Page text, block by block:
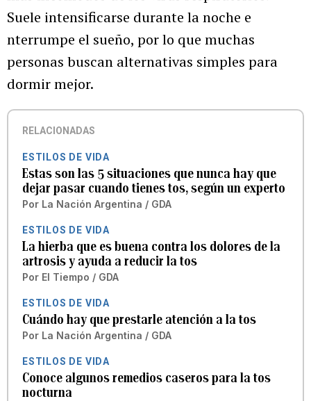
Suele intensificarse durante la noche e
nterrumpe el sueño, por lo que muchas
personas buscan alternativas simples para
dormir mejor.
RELACIONADAS
ESTILOS DE VIDA
Estas son las 5 situaciones que nunca hay que
dejar pasar cuando tienes tos, según un experto
Por La Nación Argentina / GDA
ESTILOS DE VIDA
La hierba que es buena contra los dolores de la
artrosis y ayuda a reducir la tos
Por El Tiempo / GDA
ESTILOS DE VIDA
Cuándo hay que prestarle atención a la tos
Por La Nación Argentina / GDA
ESTILOS DE VIDA
Conoce algunos remedios caseros para la tos
nocturna